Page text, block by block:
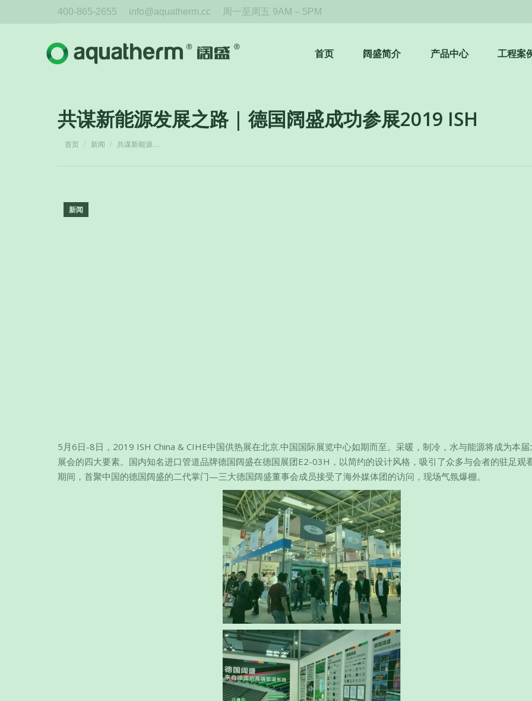
400-865-2655 info@aquatherm.cc 周一至周五 9AM – 5PM
首页 阔盛简介 产品中心 工程案
共谋新能源发展之路 | 德国阔盛成功参展2019 ISH
您在这里：
首页 新闻 共谋新能源…
新闻
5月6日-8日，2019 ISH China & CIHE中国供热展在北京.中国国际展览中心如期而至。采暖，制冷，水与能源将成为本
展会的四大要素。国内知名进口管道品牌德国阔盛在德国展团E2-03H，以简约的设计风格，吸引了众多与会者的驻足观
期间，首聚中国的德国阔盛的二代掌门—三大德国阔盛董事会成员接受了海外媒体团的访问，现场气氛爆棚。